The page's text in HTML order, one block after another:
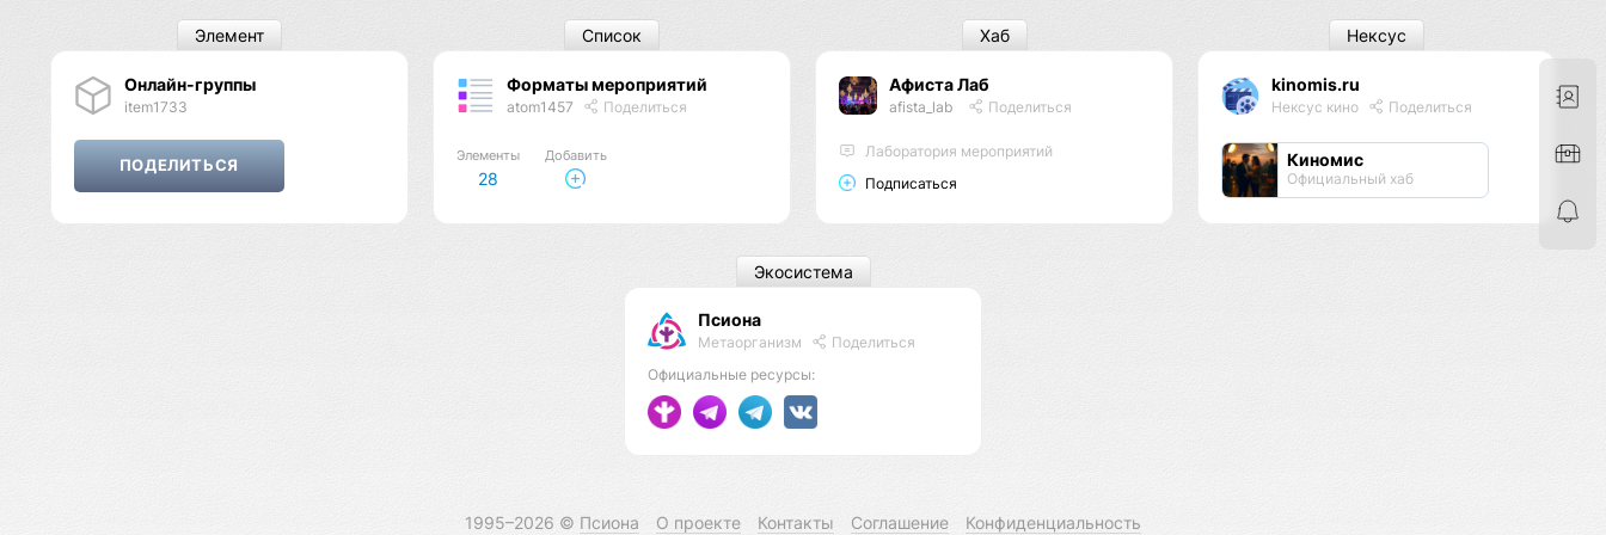
Онлайн-группы
item1733
Элемент
Форматы мероприятий
atom1457 Поделиться
Элементы
28
Добавить
Список
Афиста Лаб
afista_lab Поделиться
Лаборатория мероприятий
Подписаться
Хаб
kinomis.ru
Нексус кино Поделиться
Киномис
Официальный хаб
Нексус
Псиона
Метаорганизм
Поделиться
Официальные ресурсы:
Экосистема
1995–2026 © Псиона О проекте Контакты Соглашение Конфиденциальность